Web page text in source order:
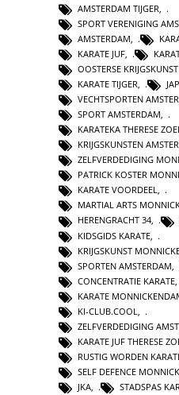
AMSTERDAM TIJGER
SPORT VERENIGING
AMSTERDAM
KARATE JUF
OOSTERSE
KARATE TIJGER
VECHTSPORTEN
SPORT AMSTERDAM,
KARATEKA THERESE
KRIJGSKUNSTEN
ZELFVERDEDIGING
PATRICK KOSTER
KARATE VOORDEEL,
MARTIAL ARTS
HERENGRACHT 34,
KIDSGIDS KARATE
KRIJGSKUNST
SPORTEN AMSTERDAM
CONCENTRATIE KARATE
KARATE
KI-CLUB.COOL
ZELFVERDEDIGING
KARATE JUF THERESE
RUSTIG WORDEN
SELF DEFENCE
JKA, STADSPAS